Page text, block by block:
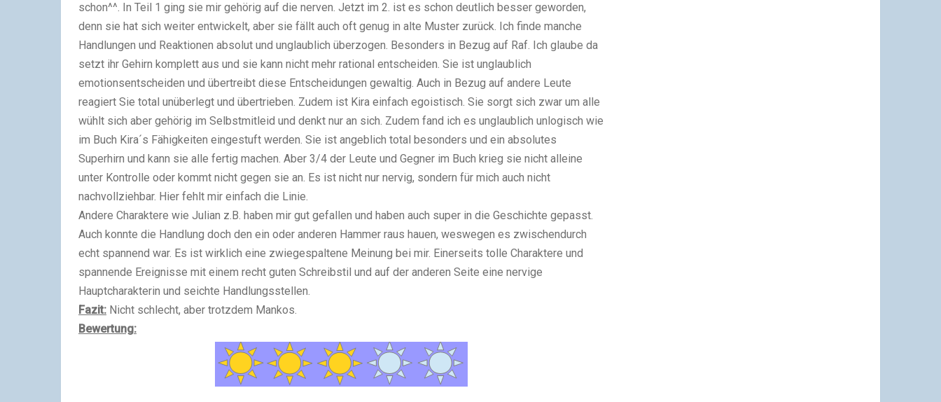
schon^^. In Teil 1 ging sie mir gehörig auf die nerven. Jetzt im 2. ist es schon deutlich besser geworden,
denn sie hat sich weiter entwickelt, aber sie fällt auch oft genug in alte Muster zurück. Ich finde manche
Handlungen und Reaktionen absolut und unglaublich überzogen. Besonders in Bezug auf Raf. Ich glaube da
setzt ihr Gehirn komplett aus und sie kann nicht mehr rational entscheiden. Sie ist unglaublich
emotionsentscheiden und übertreibt diese Entscheidungen gewaltig. Auch in Bezug auf andere Leute
reagiert Sie total unüberlegt und übertrieben. Zudem ist Kira einfach egoistisch. Sie sorgt sich zwar um alle
wühlt sich aber gehörig im Selbstmitleid und denkt nur an sich. Zudem fand ich es unglaublich unlogisch wie
im Buch Kira´s Fähigkeiten eingestuft werden. Sie ist angeblich total besonders und ein absolutes
Superhirn und kann sie alle fertig machen. Aber 3/4 der Leute und Gegner im Buch krieg sie nicht alleine
unter Kontrolle oder kommt nicht gegen sie an. Es ist nicht nur nervig, sondern für mich auch nicht
nachvollziehbar. Hier fehlt mir einfach die Linie.
Andere Charaktere wie Julian z.B. haben mir gut gefallen und haben auch super in die Geschichte gepasst.
Auch konnte die Handlung doch den ein oder anderen Hammer raus hauen, weswegen es zwischendurch
echt spannend war. Es ist wirklich eine zwiegespaltene Meinung bei mir. Einerseits tolle Charaktere und
spannende Ereignisse mit einem recht guten Schreibstil und auf der anderen Seite eine nervige
Hauptcharakterin und seichte Handlungsstellen.
Fazit: Nicht schlecht, aber trotzdem Mankos.
Bewertung: